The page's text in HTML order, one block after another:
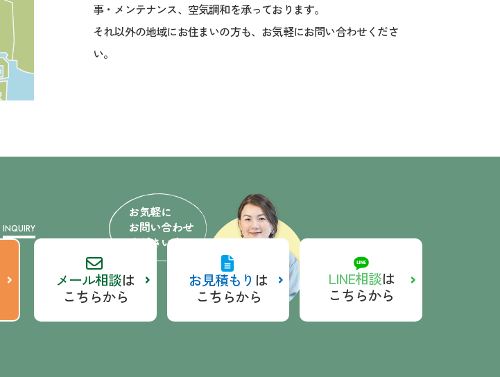
事・メンテナンス、空気調和を承っております。
それ以外の地域にお住まいの方も、お気軽にお問い合わせくださ
い。
INQUIRY
メール相談は
こちらから
お見積もり は
こちらから
LINE相談は
こちらから